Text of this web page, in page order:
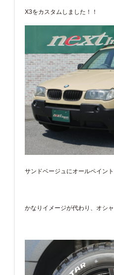
X3をカスタムしました！！
サンドベージュにオールペイン
かなりイメージが代わり、オシ